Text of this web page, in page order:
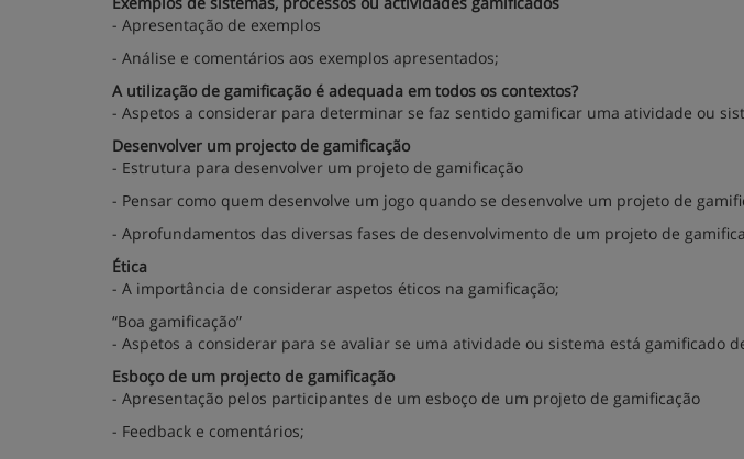
- Apresentação de exemplos
- Análise e comentários aos exemplos apresentados;
A utilização de gamificação é adequada em todos os contextos?
- Aspetos a considerar para determinar se faz sentido gamificar uma atividade ou
Desenvolver um projecto de gamificação
- Estrutura para desenvolver um projeto de gamificação
- Pensar como quem desenvolve um jogo quando se desenvolve um projeto de
- Aprofundamentos das diversas fases de desenvolvimento de um projeto de
Ética
- A importância de considerar aspetos éticos na gamificação;
“Boa gamificação”
- Aspetos a considerar para se avaliar se uma atividade ou sistema está gamificado
Esboço de um projecto de gamificação
- Apresentação pelos participantes de um esboço de um projeto de gamificação
- Feedback e comentários;